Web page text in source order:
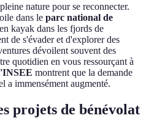
nature pour se reconnecter.
dans le parc national de
kayak dans les fjords de
de s'évader et d'explorer des
dévoilent souvent des
quotidien en vous ressourçant à
montrent que la demande
a immensément augmenté.
projets de bénévolat